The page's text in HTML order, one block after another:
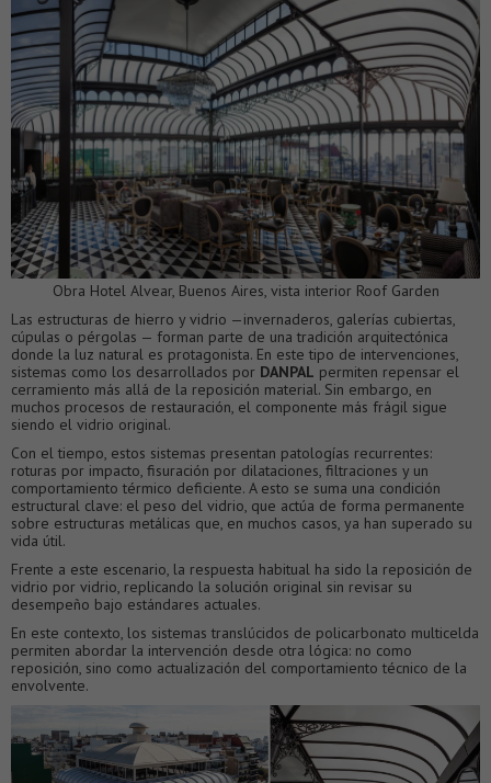
Obra Hotel Alvear, Buenos Aires, vista interior Roof Garden
Las estructuras de hierro y vidrio —invernaderos, galerías cubiertas,
cúpulas o pérgolas — forman parte de una tradición arquitectónica
donde la luz natural es protagonista. En este tipo de intervenciones,
sistemas como los desarrollados por DANPAL permiten repensar el
cerramiento más allá de la reposición material. Sin embargo, en
muchos procesos de restauración, el componente más frágil sigue
siendo el vidrio original.
Con el tiempo, estos sistemas presentan patologías recurrentes:
roturas por impacto, fisuración por dilataciones, filtraciones y un
comportamiento térmico deficiente. A esto se suma una condición
estructural clave: el peso del vidrio, que actúa de forma permanente
sobre estructuras metálicas que, en muchos casos, ya han superado su
vida útil.
Frente a este escenario, la respuesta habitual ha sido la reposición de
vidrio por vidrio, replicando la solución original sin revisar su
desempeño bajo estándares actuales.
En este contexto, los sistemas translúcidos de policarbonato multicelda
permiten abordar la intervención desde otra lógica: no como
reposición, sino como actualización del comportamiento técnico de la
envolvente.